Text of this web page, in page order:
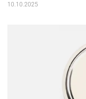
10.10.2025